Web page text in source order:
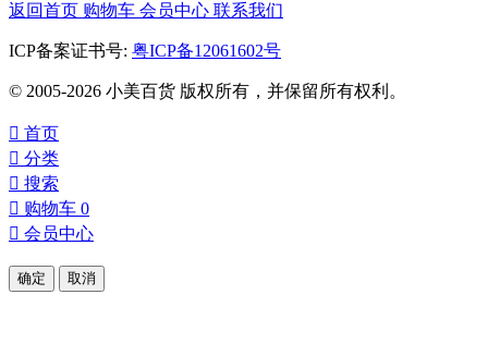
返回首页 购物车 会员中心 联系我们
ICP备案证书号: 粤ICP备12061602号
© 2005-2026 小美百货 版权所有，并保留所有权利。
 首页
 分类
 搜索
 购物车 0
 会员中心
确定 取消